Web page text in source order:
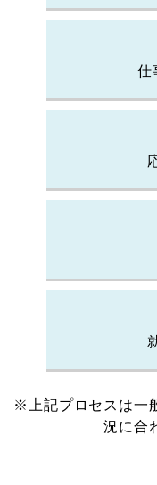
仕
※上記プロセスは一
況に合